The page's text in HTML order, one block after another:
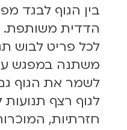
בין הגוף לבגד
הדדית משותפת.
לכל פריט לבוש
משתנה במפגש
לשמר את הגוף
לגוף רצף
חזרתיות,